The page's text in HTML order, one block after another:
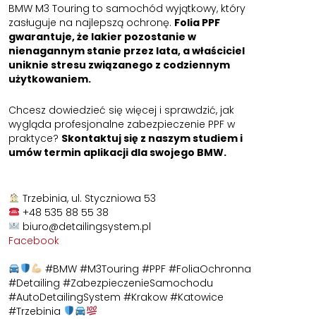
BMW M3 Touring to samochód wyjątkowy, który
zasługuje na najlepszą ochronę. Folia PPF
gwarantuje, że lakier pozostanie w
nienagannym stanie przez lata, a właściciel
uniknie stresu związanego z codziennym
użytkowaniem.
Chcesz dowiedzieć się więcej i sprawdzić, jak
wygląda profesjonalne zabezpieczenie PPF w
praktyce? Skontaktuj się z naszym studiem i
umów termin aplikacji dla swojego BMW.
Trzebinia, ul. Styczniowa 53
+48 535 88 55 38
biuro@detailingsystem.pl
Facebook
#BMW #M3Touring #PPF #FoliaOchronna
#Detailing #ZabezpieczenieSamochodu
#AutoDetailingSystem #Krakow #Katowice
#Trzebinia